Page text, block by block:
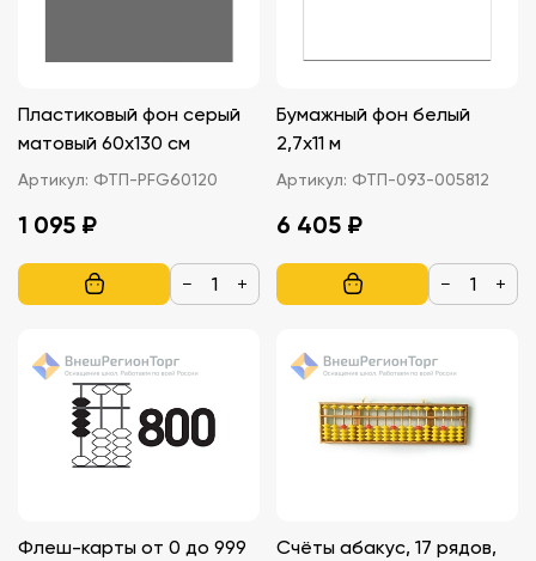
Пластиковый фон серый
матовый 60x130 см
Артикул: ФТП-PFG60120
1 095 ₽
− +
Бумажный фон белый
2,7x11 м
Артикул: ФТП-093-005812
6 405 ₽
− +
Флеш-карты от 0 до 999
Счёты абакус, 17 рядов,